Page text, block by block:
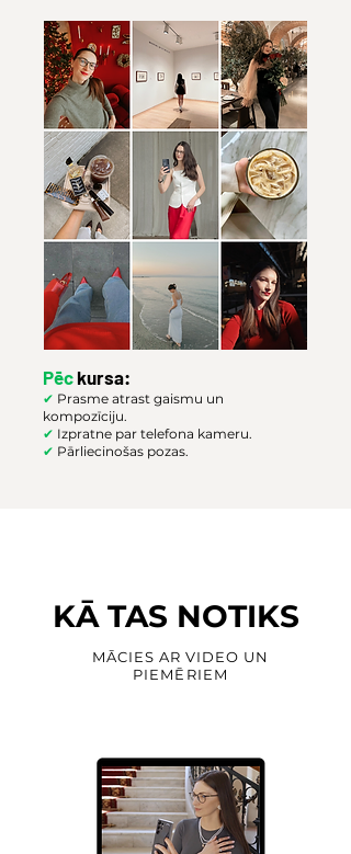
Pēckursa:
✔ Prasme atrast gaismu un
kompozīciju.
✔ Izpratne par telefona kameru.
✔ Pārliecinošas pozas.
KĀ TAS NOTIKS
MĀCIES AR VIDEO UN
PIEMĒRIEM